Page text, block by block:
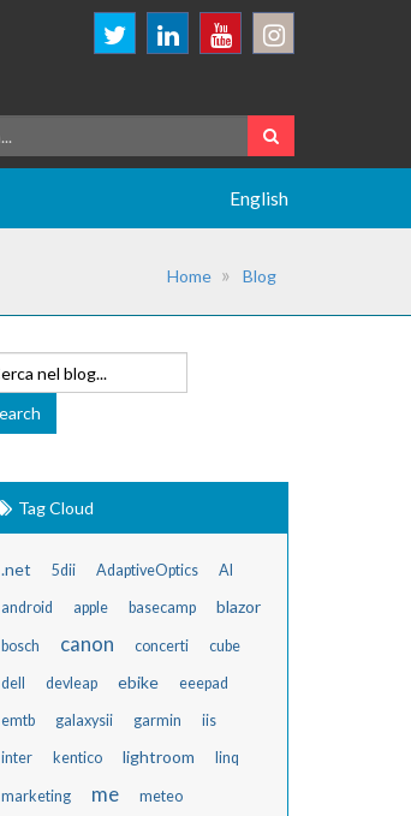
English
Home Blog
Tag Cloud
.net 5dii AdaptiveOptics AI
android apple basecamp blazor
bosch canon concerti cube
dell devleap ebike eeepad
emtb galaxysii garmin iis
inter kentico lightroom linq
marketing me meteo